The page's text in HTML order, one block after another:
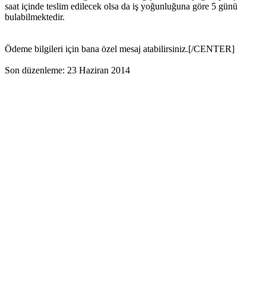
saat içinde teslim edilecek olsa da iş yoğunluğuna göre 5 günü
bulabilmektedir.
Ödeme bilgileri için bana özel mesaj atabilirsiniz.[/CENTER]
Son düzenleme: 23 Haziran 2014